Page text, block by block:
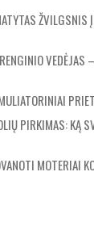
ŽVILGSNIS
VEDĖJAS
PIRKIMAS: KĄ
MOTERIAI